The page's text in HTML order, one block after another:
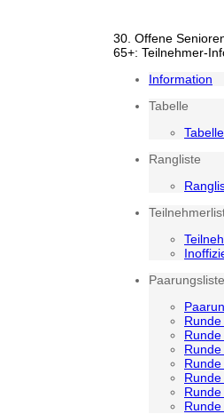
30. Offene
65+: Teilnehmer-
Information
Tabelle
Tabelle
Rangliste
Paarungsliste
Runde
Runde
Runde
Runde
Runde
Runde
Runde